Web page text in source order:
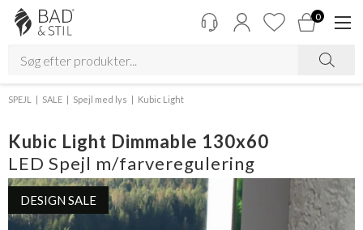
0
SPEJL SALE Spejl med lys Kubic Light
Kubic Light Dimmable 130x60
LED Spejl m/farveregulering
DESIGN SALE